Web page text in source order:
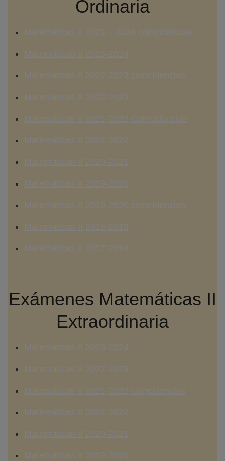
Ordinaria
Matemáticas II 2023 – 2024 coincidencias
Matemáticas II 2023-2024
Matemáticas II 2022-2023 coincidencias
Matemáticas II 2022-2023
Matemáticas II 2021-2022 Coincidencias
Matemáticas II 2021-2022
Matemáticas II 2020-2021
Matemáticas II 2019-2020
Matemáticas II 2019-2020 coincidencias
Matemáticas II 2018-2019
Matemáticas II 2017-2018
Exámenes Matemáticas II
Extraordinaria
Matemáticas II 2023-2024
Matemáticas II 2022-2023
Matemáticas II 2021-2022 coincidencias
Matemáticas II 2021-2022
Matemáticas II 2020-2021
Matemáticas II 2019-2020